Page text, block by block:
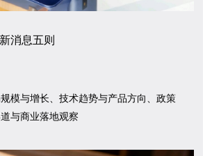
消息五则
模与增长、技术趋势与产品方向、政策
与商业落地观察